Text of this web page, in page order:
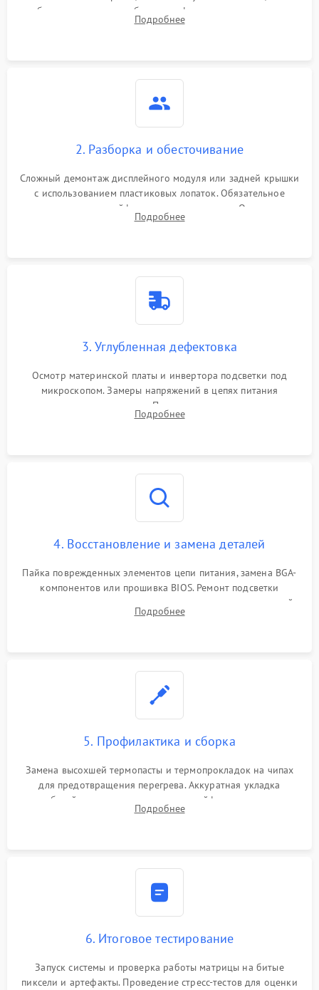
изображения, звука и работы периферии для сужения круга
возможных неисправностей перед вскрытием.
Подробнее
2. Разборка и обесточивание
Сложный демонтаж дисплейного модуля или задней крышки
с использованием пластиковых лопаток. Обязательное
отключение шлейфов матрицы и питания. Очистка
массивной системы охлаждения от скопившейся пыли.
Подробнее
3. Углубленная дефектовка
Осмотр материнской платы и инвертора подсветки под
микроскопом. Замеры напряжений в цепях питания
процессора и видеокарты. Проверка состояния жесткого
диска и оперативной памяти с помощью POST-карт и
Подробнее
4. Восстановление и замена деталей
Пайка поврежденных элементов цепи питания, замена BGA-
компонентов или прошивка BIOS. Ремонт подсветки
матрицы, замена неисправного накопителя на скоростной
SSD или установка новых модулей памяти.
Подробнее
5. Профилактика и сборка
Замена высохшей термопасты и термопрокладок на чипах
для предотвращения перегрева. Аккуратная укладка
кабелей, подключение хрупких шлейфов матрицы и
надежная фиксация всех элементов внутри корпуса
Подробнее
6. Итоговое тестирование
Запуск системы и проверка работы матрицы на битые
пиксели и артефакты. Проведение стресс-тестов для оценки